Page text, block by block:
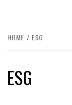
HOME ESG
ESG